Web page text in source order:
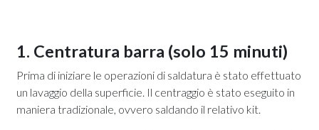
1. Centratura barra (solo 15 minuti)
Prima di iniziare le operazioni di saldatura è stato effettuato
un lavaggio della superficie. Il centraggio è stato eseguito in
maniera tradizionale, ovvero saldando il relativo kit.